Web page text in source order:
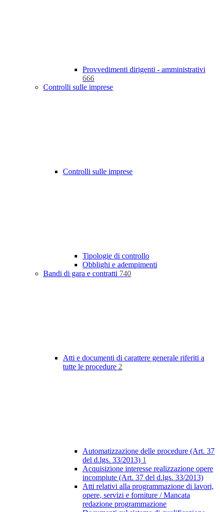
Provvedimenti dirigenti - amministrativi
666
Controlli sulle imprese
Controlli sulle imprese
Tipologie di controllo
Obblighi e adempimenti
Bandi di gara e contratti 740
Atti e documenti di carattere generale riferiti a
tutte le procedure 2
Automatizzazione delle procedure (Art. 37
del d.lgs. 33/2013) 1
Acquisizione interesse realizzazione opere
incompiute (Art. 37 del d.lgs. 33/2013)
Atti relativi alla programmazione di lavori,
opere, servizi e forniture / Mancata
redazione programmazione